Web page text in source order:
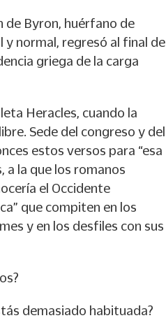
de Byron, huérfano de
normal, regresó al final de
griega de la carga
Heracles, cuando la
Sede del congreso y del
estos versos para “esa
a la que los romanos
el Occidente
que compiten en los
y en los desfiles con sus
demasiado habituada?